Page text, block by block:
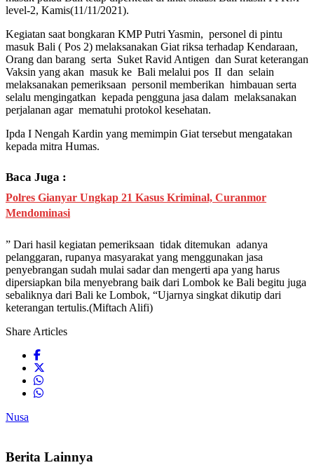
level-2, Kamis(11/11/2021).
Kegiatan saat bongkaran KMP Putri Yasmin, personel di pintu
masuk Bali ( Pos 2) melaksanakan Giat riksa terhadap Kendaraan,
Orang dan barang serta Suket Ravid Antigen dan Surat keterangan
Vaksin yang akan masuk ke Bali melalui pos II dan selain
melaksanakan pemeriksaan personil memberikan himbauan serta
selalu mengingatkan kepada pengguna jasa dalam melaksanakan
perjalanan agar mematuhi protokol kesehatan.
Ipda I Nengah Kardin yang memimpin Giat tersebut mengatakan
kepada mitra Humas.
Baca Juga :
Polres Gianyar Ungkap 21 Kasus Kriminal, Curanmor
Mendominasi
” Dari hasil kegiatan pemeriksaan tidak ditemukan adanya
pelanggaran, rupanya masyarakat yang menggunakan jasa
penyebrangan sudah mulai sadar dan mengerti apa yang harus
dipersiapkan bila menyebrang baik dari Lombok ke Bali begitu juga
sebaliknya dari Bali ke Lombok, “Ujarnya singkat dikutip dari
keterangan tertulis.(Miftach Alifi)
Share Articles
Nusa
Berita Lainnya